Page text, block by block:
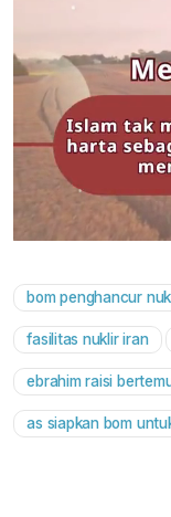
bom penghancur
fasilitas nuklir iran
ebrahim raisi
as siapkan bom